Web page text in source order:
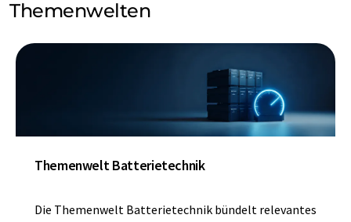
Themenwelten
Themenwelt Batterietechnik
Die Themenwelt Batterietechnik bündelt relevantes